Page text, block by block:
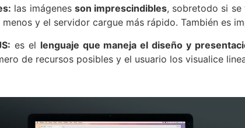
las imágenes son imprescindibles, sobretodo si se
menos y el servidor cargue más rápido. También es
es el lenguaje que maneja el diseño y
de recursos posibles y el usuario los visualice